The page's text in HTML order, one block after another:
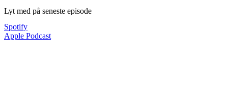
Lyt med på seneste episode
Spotify
Apple Podcast